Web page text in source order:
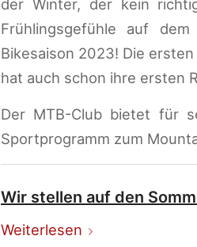
der Winter, der kein
Frühlingsgefühle auf
Bikesaison 2023! Die
hat auch schon ihre ersten
Der MTB-Club bietet für
Sportprogramm zum
Wir stellen auf den
Weiterlesen